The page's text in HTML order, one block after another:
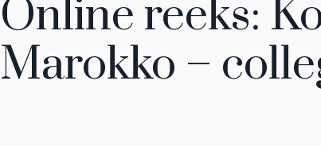
Online reeks:
Marokko –